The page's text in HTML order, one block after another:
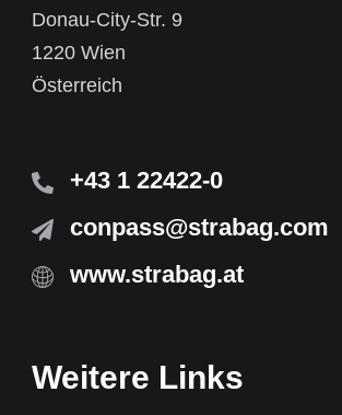
Donau-City-Str. 9
1220 Wien
Österreich
+43 1 22422-0
conpass@strabag.com
www.strabag.at
Weitere Links